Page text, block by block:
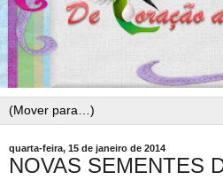
quarta-feira, 15 de janeiro de 2014
NOVAS SEMENTES